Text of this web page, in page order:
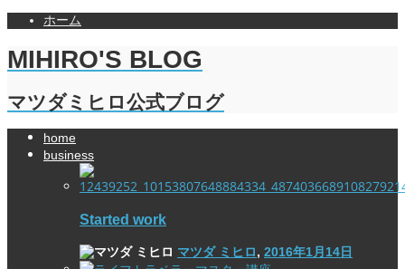
ホーム
MIHIRO'S BLOG
マツダミヒロ公式ブログ
home
business
Started work
マツダ ミヒロ, 2016年1月14日